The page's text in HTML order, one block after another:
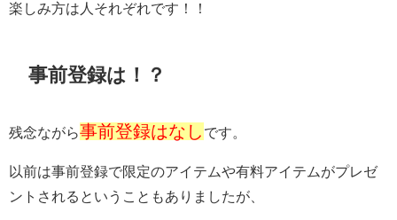
楽しみ方は人それぞれです！！
事前登録は！？
残念ながら事前登録はなし です。
以前は事前登録で限定のアイテムや有料アイテムがプレゼ
ントされるということもありましたが、